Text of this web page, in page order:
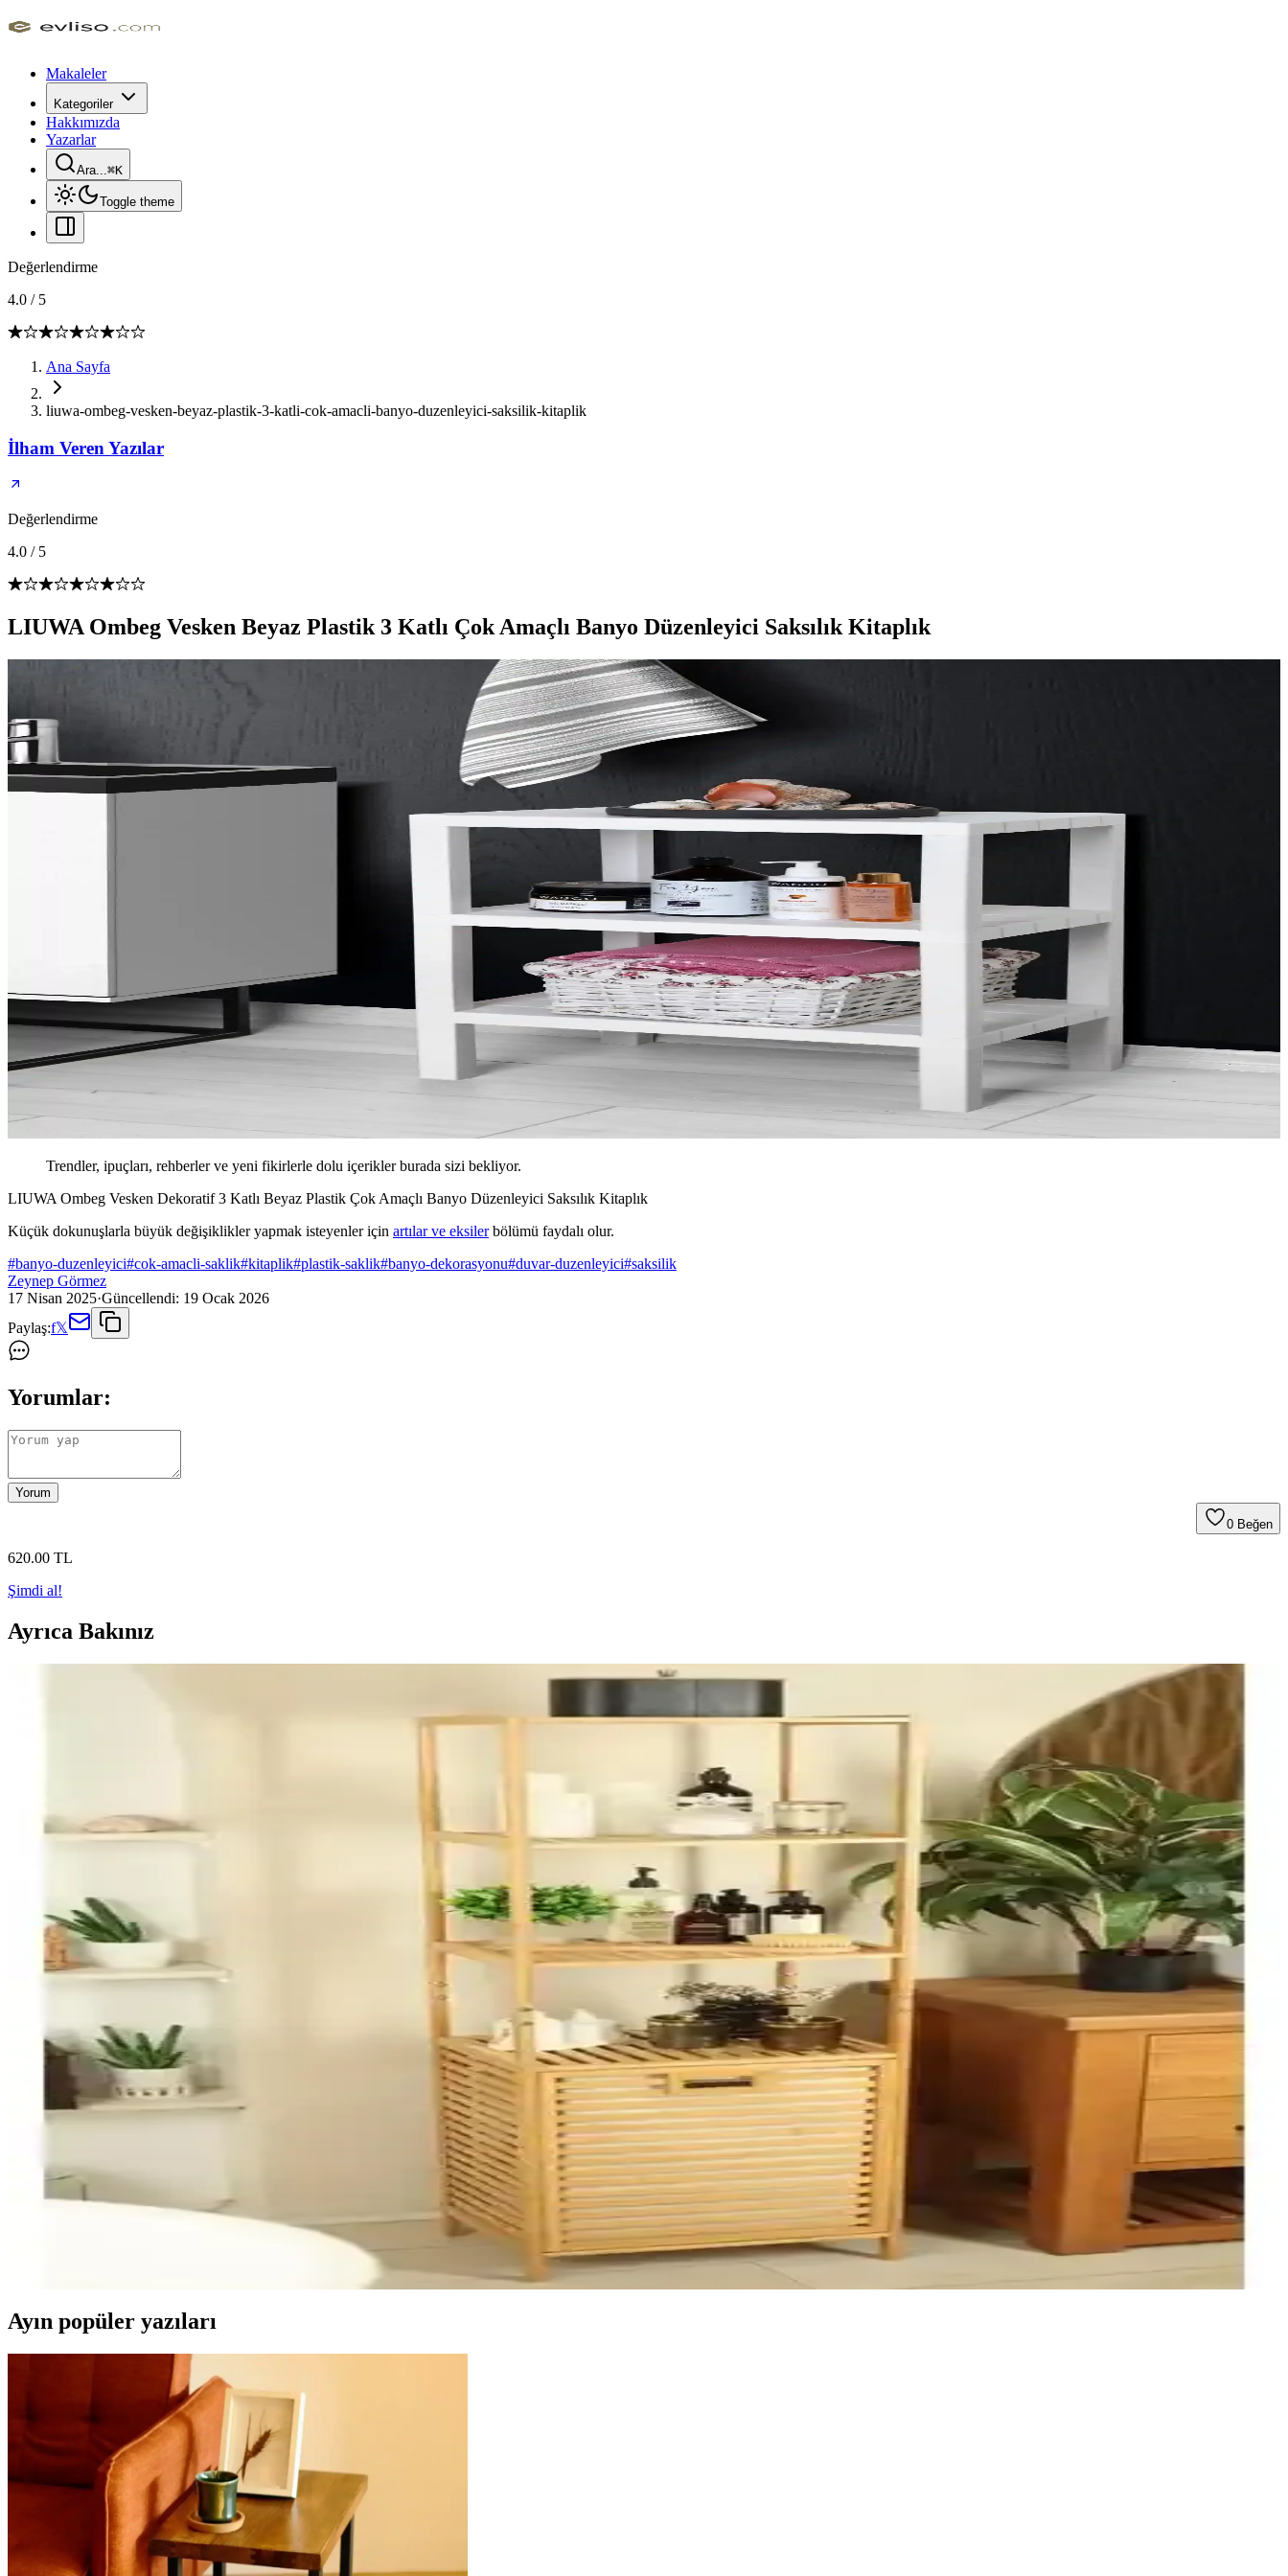
Makaleler
Kategoriler
Hakkımızda
Yazarlar
Ara...⌘K
Toggle theme
Değerlendirme
4.0 / 5
Ana Sayfa
liuwa-ombeg-vesken-beyaz-plastik-3-katli-cok-amacli-banyo-duzenleyici-saksilik-kitaplik
İlham Veren Yazılar
Değerlendirme
4.0 / 5
LIUWA Ombeg Vesken Beyaz Plastik 3 Katlı Çok Amaçlı Banyo Düzenleyici Saksılık Kitaplık
Trendler, ipuçları, rehberler ve yeni fikirlerle dolu içerikler burada sizi bekliyor.
LIUWA Ombeg Vesken Dekoratif 3 Katlı Beyaz Plastik Çok Amaçlı Banyo Düzenleyici Saksılık Kitaplık
Küçük dokunuşlarla büyük değişiklikler yapmak isteyenler için artılar ve eksilerbölümü faydalı olur.
#banyo-duzenleyici#cok-amacli-saklik#kitaplik#plastik-saklik#banyo-dekorasyonu#duvar-duzenleyici#saksilik
Zeynep Görmez
17 Nisan 2025·Güncellendi: 19 Ocak 2026
Paylaş:f𝕏
Yorumlar:
Yorum
0 Beğen
620.00 TL
Şimdi al!
Ayrıca Bakınız
SasHaus'un 3 katlı siyah banyo köşeliği, paslanmaz metal ve yapışkanlı montaj özellikleriyle şık ve kullanışlı bir çözüm sunar. Kolay kurulumu ve dayanıklı tasarımıyla banyolarınızı düzenler.
IKEA'nın rulo kağıt aparatı, fonksiyonellik ve estetiği bir araya getirerek mutfak ve banyoda hijyen sağlar, kolay montaj ve uygun fiyat avantajıyla dikkat çeker.
EVSTYLE 360 Derece Döner Takı ve Makyaj Organizeri Şık ve Pratik Depolama Çözümü
EVSTYLE 360 Derece Döner Organizer, geniş depolama alanı ve şık tasarımıyla makyaj ve takı düzenini sağlar, kullanım kolaylığı sunar ve alan tasarrufu yapar.
Baysa 5'li Şeffaf Yapışkan Askı ile Rng Shopping Şeffaf Duvar Kancası Karşılaştırması
Bu karşılaştırma, Baysa 5'li Şeffaf Yapışkan Askı ile Rng Shopping Şeffaf Duvar Kancası'nın taşıma kapasitesi, uygulanabilir yüzeyler, adet sayısı ve kullanıcı geri bildirimleri üzerinden veri odaklı bir analiz
Pufwin Home Çok Amaçlı 7 Bölmeli Makyaj ve Kozmetik Organizeri Geniş İç Hacmiyle Kullanışlı
Pufwin Home'un şık ve dayanıklı çok amaçlı organizeri, 7 bölmesiyle makyaj ve kozmetik ürünlerinizi düzenli tutar, hijyen sağlar ve kullanım kolaylığı sunar.
Sas Paslanmaz Yapışkanlı Duş Rafı: Modern ve Pratik Banyo Düzenleme Çözümü
Sas paslanmaz yapışkanlı duş rafı, modern tasarımı ve güçlü yapışkanlarıyla banyonuzda düzen sağlar, montaj kolaylığı ve dayanıklılık sunar.
Digithome Bambu XL Çok Amaçlı Banyo Düzenleyici İncelemesi ve Özellikleri
Doğal bambudan üretilen Digithome Bambu XL çok amaçlı banyo düzenleyici, dayanıklı ve şık tasarımıyla alanlarınızı organize eder, kullanım kolaylığı sağlar ve modern ev dekorasyonuna uyum sağlar.
Digithome Bambu Çok Amaçlı Banyo Düzenleyici Raf ve Sepet Seti
Doğal bambudan üretilmiş, şık ve dayanıklı Digithome banyo düzenleyicisi, geniş depolama alanıyla evinizde düzen sağlar ve estetik katarken, kullanım kolaylığı sunar.
Ayın popüler yazıları